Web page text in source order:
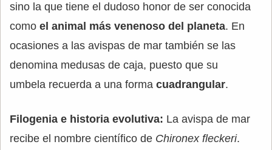
sino la que tiene el dudoso honor de ser conocida
como el animal más venenoso del planeta. En
ocasiones a las avispas de mar también se las
denomina medusas de caja, puesto que su
umbela recuerda a una forma cuadrangular.
Filogenia e historia evolutiva: La avispa de mar
recibe el nombre científico de Chironex fleckeri.